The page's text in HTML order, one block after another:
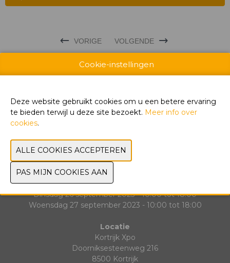
VORIGE VOLGENDE
Exposantenlijst
Contact
Data & Openingsuren
Zondag 24 september 2023 - 10:00 tot 18:00
Maandag 25 september 2023 - 10:00 tot 18:00
Dinsdag 26 september 2023 - 10:00 tot 18:00
Woensdag 27 september 2023 - 10:00 tot 18:00
Locatie
Kortrijk Xpo
Doorniksesteenweg 216
8500 Kortrijk
Cookie-instellingen
Deze website gebruikt cookies om u een betere ervaring
te bieden terwijl u deze site bezoekt. Meer info over
cookies.